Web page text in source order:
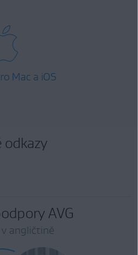
Mac a iOS
odkazy
AVG
angličtině